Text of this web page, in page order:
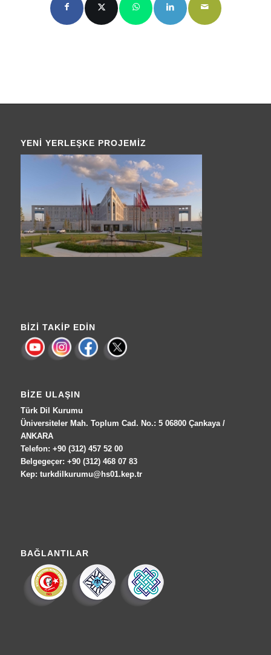
YENI YERLEŞKE PROJEMIZ
BIZI TAKIP EDIN
BIZE ULAŞIN
Türk Dil Kurumu
Üniversiteler Mah. Toplum Cad. No.: 5 06800 Çankaya /
ANKARA
Telefon: +90 (312) 457 52 00
Belgegeçer: +90 (312) 468 07 83
Kep: turkdilkurumu@hs01.kep.tr
BAĞLANTILAR